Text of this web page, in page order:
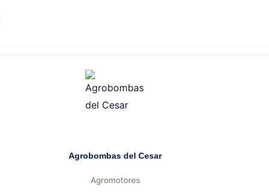
Agrobombas del Cesar
Agromotores